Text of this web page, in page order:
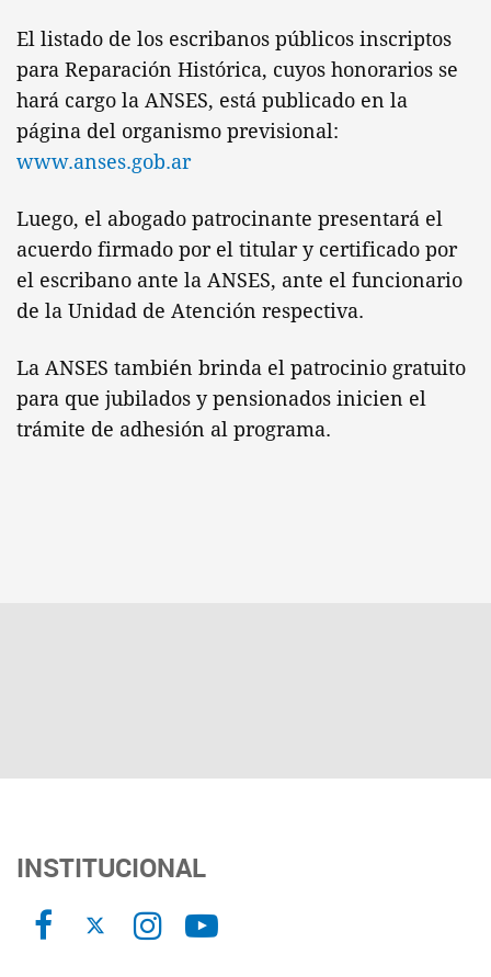
El listado de los escribanos públicos inscriptos
para Reparación Histórica, cuyos honorarios se
hará cargo la ANSES, está publicado en la
página del organismo previsional:
www.anses.gob.ar
Luego, el abogado patrocinante presentará el
acuerdo firmado por el titular y certificado por
el escribano ante la ANSES, ante el funcionario
de la Unidad de Atención respectiva.
La ANSES también brinda el patrocinio gratuito
para que jubilados y pensionados inicien el
trámite de adhesión al programa.
INSTITUCIONAL